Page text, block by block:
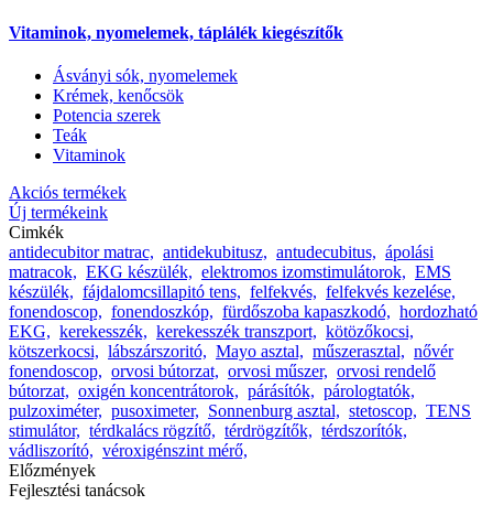
Vitaminok, nyomelemek, táplálék kiegészítők
Ásványi sók, nyomelemek
Krémek, kenőcsök
Potencia szerek
Teák
Vitaminok
Akciós termékek
Új termékeink
Cimkék
antidecubitor matrac, antidekubitusz, antudecubitus, ápolási
matracok, EKG készülék, elektromos izomstimulátorok, EMS
készülék, fájdalomcsillapitó tens, felfekvés, felfekvés kezelése,
fonendoscop, fonendoszkóp, fürdőszoba kapaszkodó, hordozható
EKG, kerekesszék, kerekesszék transzport, kötözőkocsi,
kötszerkocsi, lábszárszoritó, Mayo asztal, műszerasztal, nővér
fonendoscop, orvosi bútorzat, orvosi műszer, orvosi rendelő
bútorzat, oxigén koncentrátorok, párásítók, párologtatók,
pulzoximéter, pusoximeter, Sonnenburg asztal, stetoscop, TENS
stimulátor, térdkalács rögzítő, térdrögzítők, térdszorítók,
vádliszorító, véroxigénszint mérő,
Előzmények
Fejlesztési tanácsok